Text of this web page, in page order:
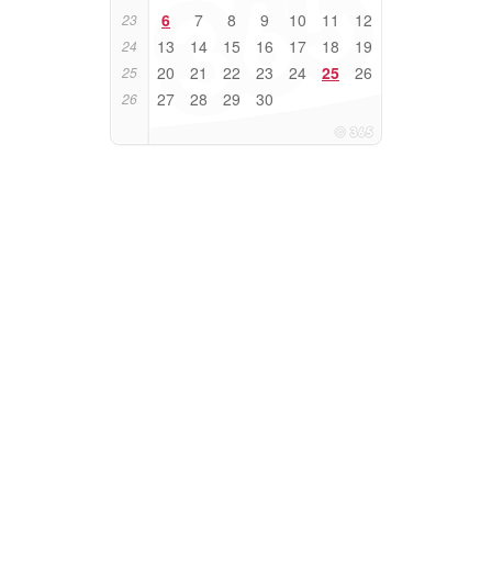
23 6 7 8 9 10 11 12
24 13 14 15 16 17 18 19
25 20 21 22 23 24 25 26
26 27 28 29 30